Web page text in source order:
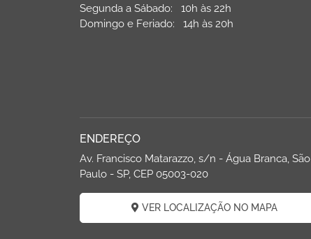
Segunda a Sábado: 10h às 22h
Domingo e Feriado: 14h às 20h
ENDEREÇO
Av. Francisco Matarazzo, s/n - Água Branca, São
Paulo - SP, CEP 05003-020
VER LOCALIZAÇÃO NO MAPA